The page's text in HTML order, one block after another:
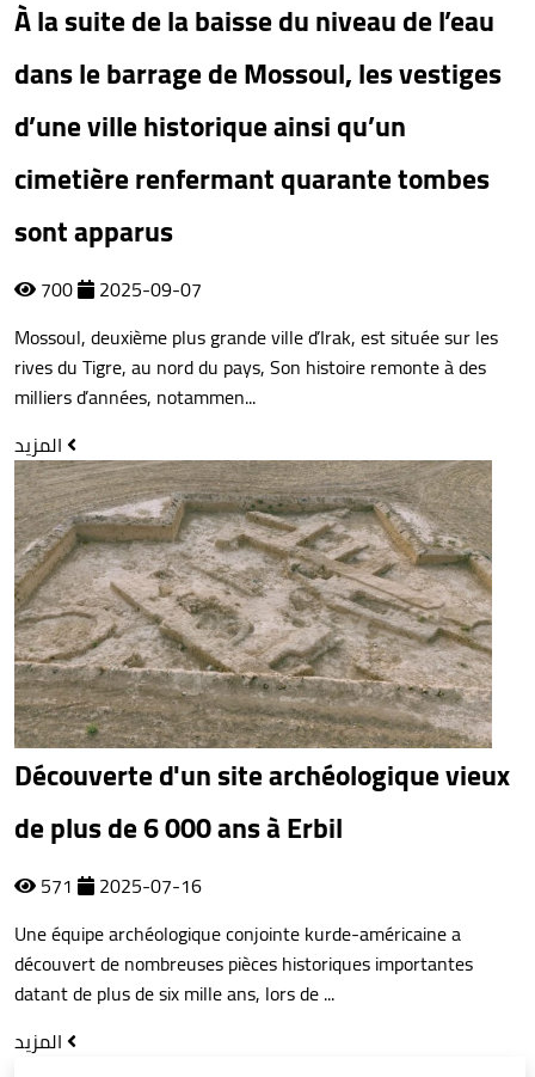
À la suite de la baisse du niveau de l’eau
dans le barrage de Mossoul, les vestiges
d’une ville historique ainsi qu’un
cimetière renfermant quarante tombes
sont apparus
700
2025-09-07
Mossoul, deuxième plus grande ville d’Irak, est située sur les
rives du Tigre, au nord du pays, Son histoire remonte à des
milliers d’années, notammen...
Découverte d'un site archéologique vieux
de plus de 6 000 ans à Erbil
571
2025-07-16
Une équipe archéologique conjointe kurde-américaine a
découvert de nombreuses pièces historiques importantes
datant de plus de six mille ans, lors de ...